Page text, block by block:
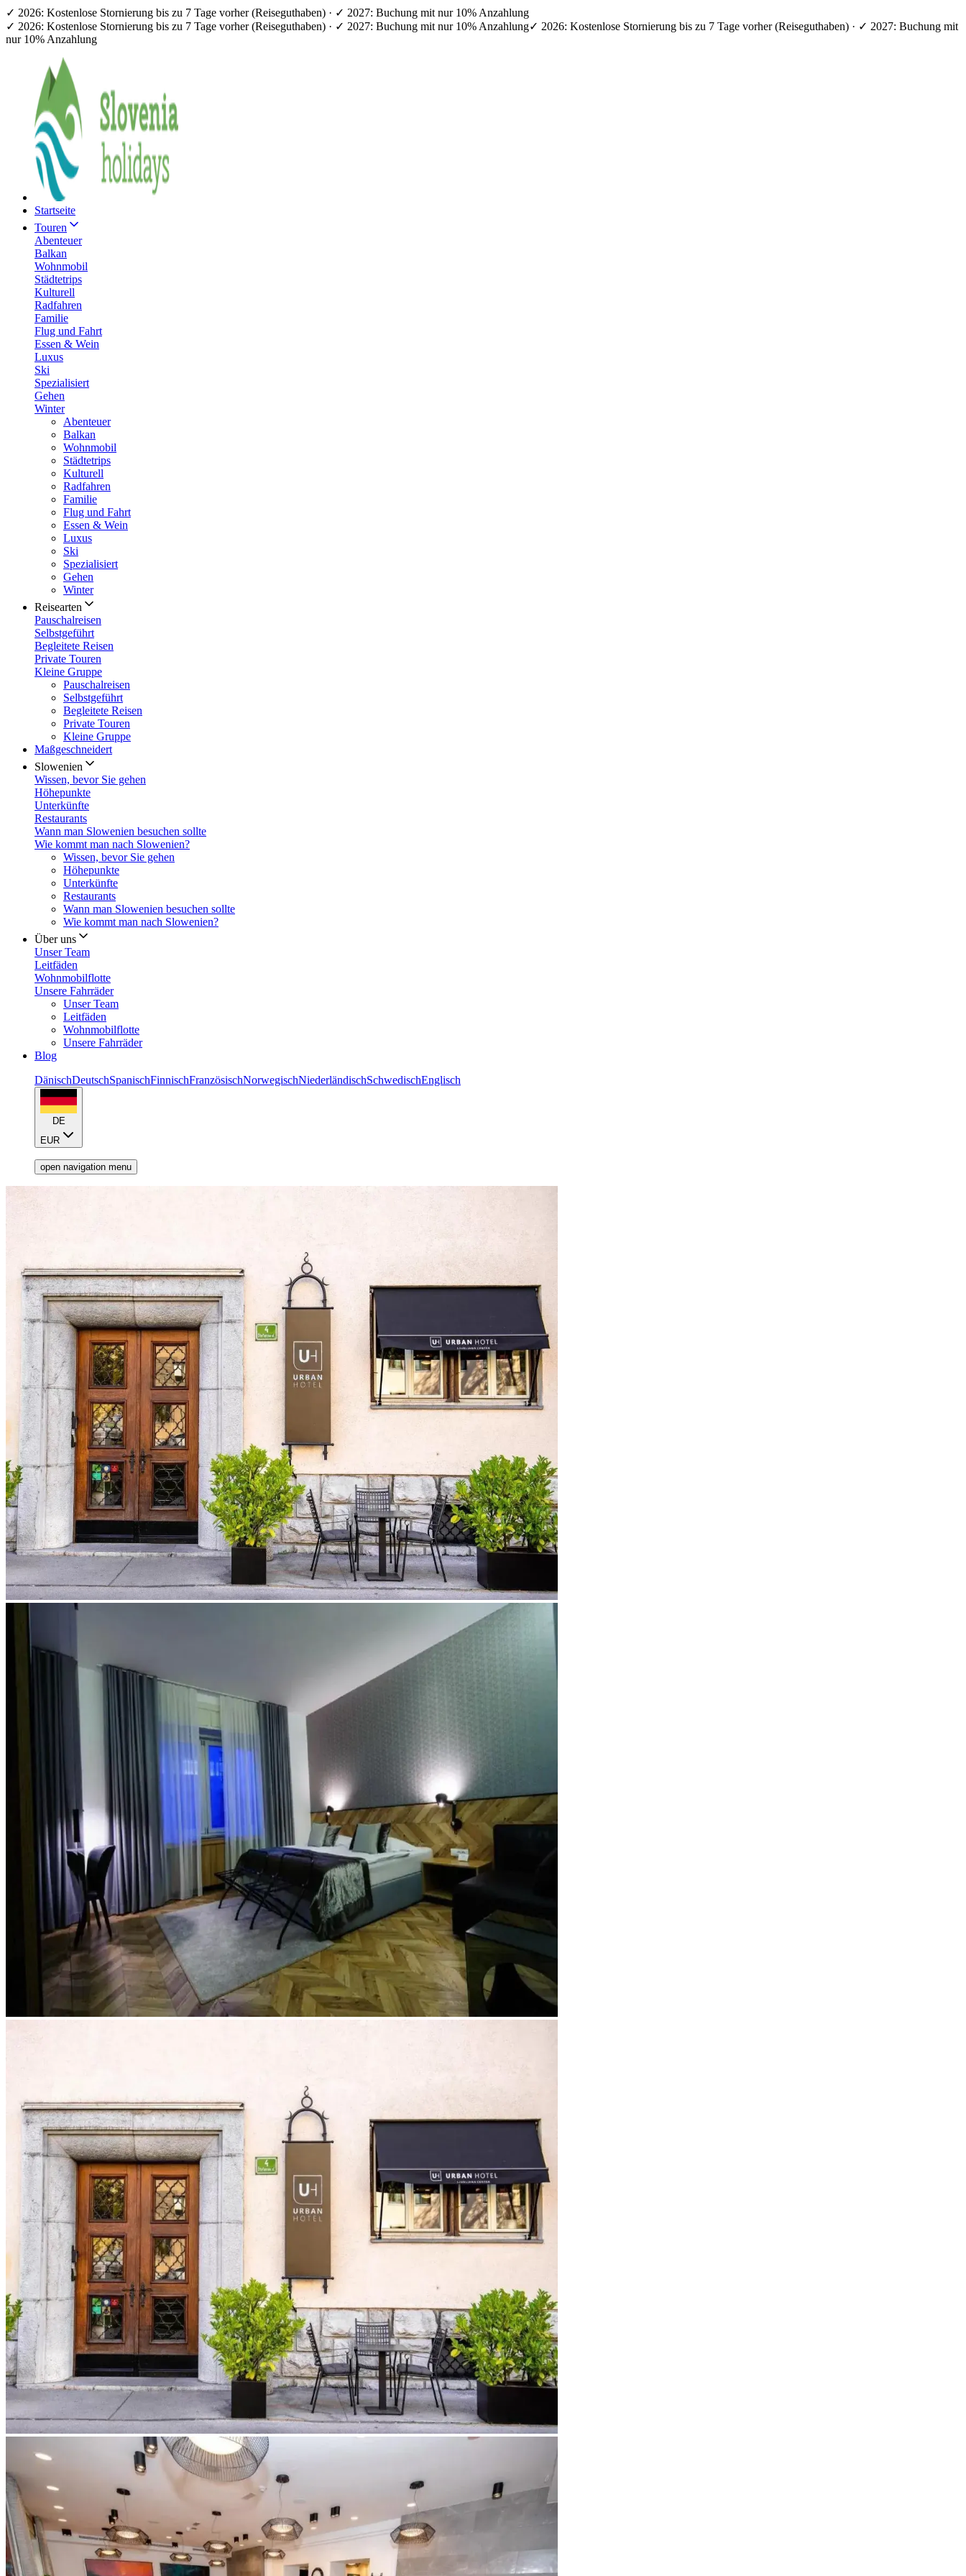
✓ 2026: Kostenlose Stornierung bis zu 7 Tage vorher (Reiseguthaben) · ✓ 2027: Buchung mit nur 10% Anzahlung
✓ 2026: Kostenlose Stornierung bis zu 7 Tage vorher (Reiseguthaben) · ✓ 2027: Buchung mit nur 10% Anzahlung✓ 2026: Kostenlose Stornierung bis zu 7 Tage vorher (Reiseguthaben) · ✓ 2027: Buchung mit
nur 10% Anzahlung
Startseite
Touren
Abenteuer
Balkan
Wohnmobil
Städtetrips
Kulturell
Radfahren
Familie
Flug und Fahrt
Essen & Wein
Luxus
Ski
Spezialisiert
Gehen
Winter
Abenteuer
Balkan
Wohnmobil
Städtetrips
Kulturell
Radfahren
Familie
Flug und Fahrt
Essen & Wein
Luxus
Ski
Spezialisiert
Gehen
Winter
Reisearten
Pauschalreisen
Selbstgeführt
Begleitete Reisen
Private Touren
Kleine Gruppe
Pauschalreisen
Selbstgeführt
Begleitete Reisen
Private Touren
Kleine Gruppe
Maßgeschneidert
Slowenien
Wissen, bevor Sie gehen
Höhepunkte
Unterkünfte
Restaurants
Wann man Slowenien besuchen sollte
Wie kommt man nach Slowenien?
Wissen, bevor Sie gehen
Höhepunkte
Unterkünfte
Restaurants
Wann man Slowenien besuchen sollte
Wie kommt man nach Slowenien?
Über uns
Unser Team
Leitfäden
Wohnmobilflotte
Unsere Fahrräder
Unser Team
Leitfäden
Wohnmobilflotte
Unsere Fahrräder
Blog
DänischDeutschSpanischFinnischFranzösischNorwegischNiederländischSchwedischEnglisch
DE
EUR
open navigation menu